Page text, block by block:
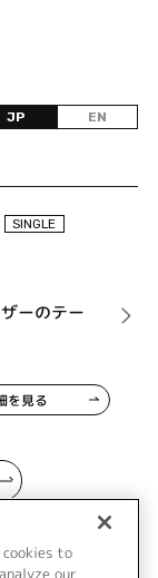
JP EN
SINGLE
ーのテー
を見る
to
our